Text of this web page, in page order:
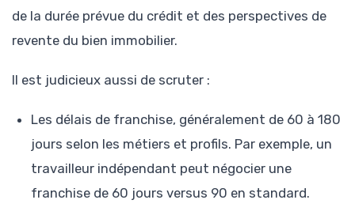
de la durée prévue du crédit et des perspectives de
revente du bien immobilier.
Il est judicieux aussi de scruter :
Les délais de franchise, généralement de 60 à 180
jours selon les métiers et profils. Par exemple, un
travailleur indépendant peut négocier une
franchise de 60 jours versus 90 en standard.